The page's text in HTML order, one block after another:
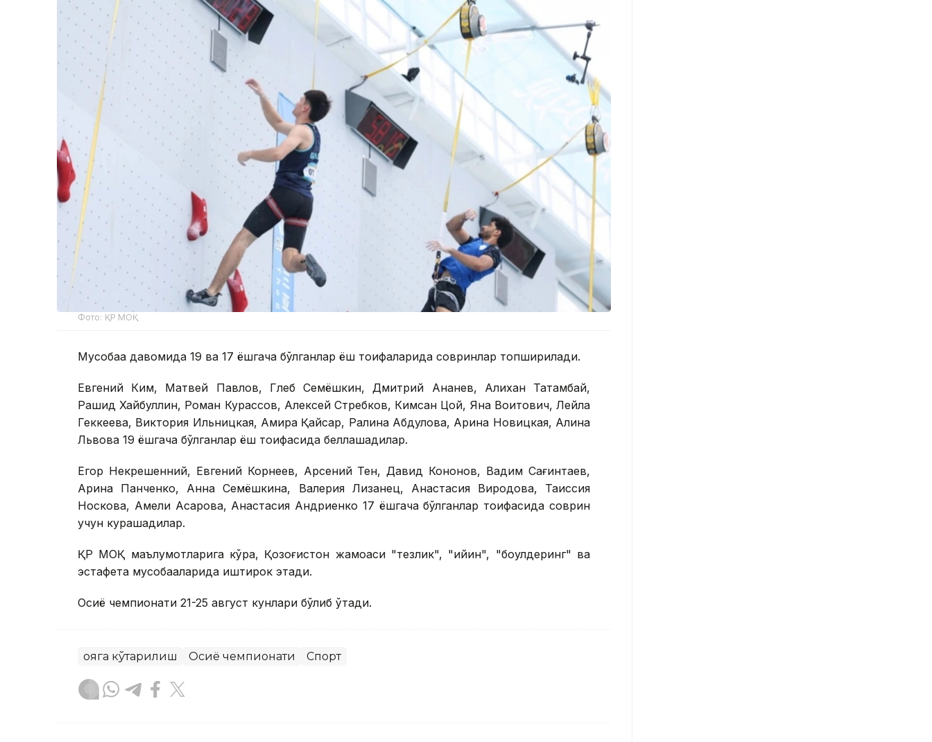
Фото: ҚР МОҚ
Мусобақа давомида 19 ва 17 ёшгача бўлганлар ёш тоифаларида совринлар топширилади.
Евгений Ким, Матвей Павлов, Глеб Семёшкин, Дмитрий Ананев, Алихан Татамбай,
Рашид Хайбуллин, Роман Курассов, Алексей Стребков, Кимсан Цой, Яна Воитович, Лейла
Геккеева, Виктория Ильницкая, Амира Қайсар, Ралина Абдулова, Арина Новицкая, Алина
Львова 19 ёшгача бўлганлар ёш тоифасида беллашадилар.
Егор Некрешенний, Евгений Корнеев, Арсений Тен, Давид Кононов, Вадим Сағинтаев,
Арина Панченко, Анна Семёшкина, Валерия Лизанец, Анастасия Виродова, Таиссия
Носкова, Амели Асқарова, Анастасия Андриенко 17 ёшгача бўлганлар тоифасида соврин
учун курашадилар.
ҚР МОҚ маълумотларига кўра, Қозоғистон жамоаси "тезлик", "қийин", "боулдеринг" ва
эстафета мусобақаларида иштирок этади.
Осиё чемпионати 21-25 август кунлари бўлиб ўтади.
Қояга кўтарилиш Осиё чемпионати Спорт